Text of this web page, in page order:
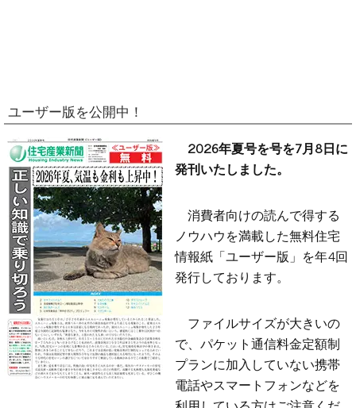
ユーザー版を公開中！
2026年夏号を号を7月8日に
発刊いたしました。
消費者向けの読んで得する
ノウハウを満載した無料住宅
情報紙「ユーザー版」を年4回
発行しております。
ファイルサイズが大きいの
で、パケット通信料金定額制
プランに加入していない携帯
電話やスマートフォンなどを